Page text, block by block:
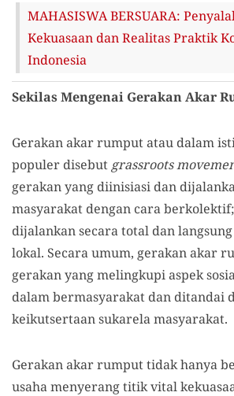
MAHASISWA BERSUARA:
Kekuasaan dan Realitas Praktik
Indonesia
Sekilas Mengenai Gerakan Akar
Gerakan akar rumput atau dalam
populer disebut grassroots
gerakan yang diinisiasi dan
masyarakat dengan cara
dijalankan secara total dan
lokal. Secara umum, gerakan akar
gerakan yang melingkupi aspek
dalam bermasyarakat dan ditandai
keikutsertaan sukarela masyarakat.
Gerakan akar rumput tidak hanya
usaha menyerang titik vital